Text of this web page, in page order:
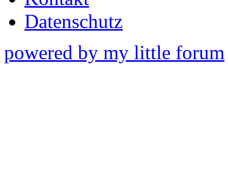
Datenschutz
powered by my little forum